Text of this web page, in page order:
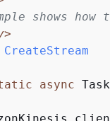
shows how
CreateStream
async Task